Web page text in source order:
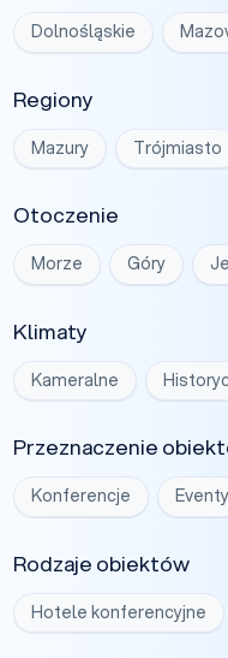
Dolnośląskie
Regiony
Mazury Trójmiasto
Otoczenie
Morze Góry
Klimaty
Kameralne
Przeznaczenie
Konferencje Eventy
Rodzaje obiektów
Hotele konferencyjne